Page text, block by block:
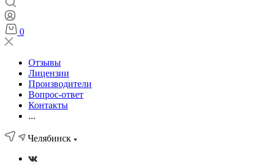
0
Отзывы
Лицензии
Производители
Вопрос-ответ
Контакты
...
Челябинск